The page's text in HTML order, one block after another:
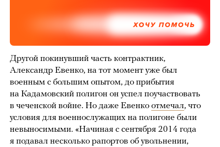
ХОЧУ ПОМОЧЬ
Другой покинувший часть контрактник,
Александр Евенко, на тот момент уже был
военным с большим опытом, до прибытия
на Кадамовский полигон он успел поучаствовать
в чеченской войне. Но даже Евенко отмечал, что
условия для военнослужащих на полигоне были
невыносимыми. «Начиная с сентября 2014 года
я подавал несколько рапортов об увольнении,